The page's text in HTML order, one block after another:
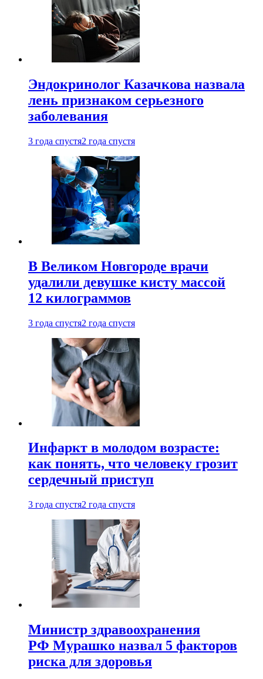
Эндокринолог Казачкова назвала
лень признаком серьезного
заболевания
3 года спустя2 года спустя
В Великом Новгороде врачи
удалили девушке кисту массой
12 килограммов
3 года спустя2 года спустя
Инфаркт в молодом возрасте:
как понять, что человеку грозит
сердечный приступ
3 года спустя2 года спустя
Министр здравоохранения
РФ Мурашко назвал 5 факторов
риска для здоровья